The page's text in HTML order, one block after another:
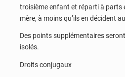
troisième enfant et réparti à parts
mère, à moins qu’ils en décident
Des points supplémentaires
isolés.
Droits conjugaux